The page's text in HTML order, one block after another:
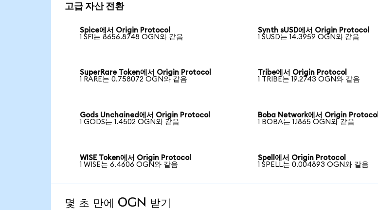
고급 자산 전환
Spice에서 Origin Protocol
1 SFI는 8656.8748 OGN와 같음
Synth sUSD에서 Origin Protocol
1 SUSD는 14.3959 OGN와 같음
SuperRare Token에서 Origin Protocol
1 RARE는 0.758072 OGN와 같음
Tribe에서 Origin Protocol
1 TRIBE는 19.2743 OGN와 같음
Gods Unchained에서 Origin Protocol
1 GODS는 1.4502 OGN와 같음
Boba Network에서 Origin Protocol
1 BOBA는 1.1865 OGN와 같음
WISE Token에서 Origin Protocol
1 WISE는 6.4606 OGN와 같음
Spell에서 Origin Protocol
1 SPELL는 0.004893 OGN와 같음
몇 초 만에 OGN 받기